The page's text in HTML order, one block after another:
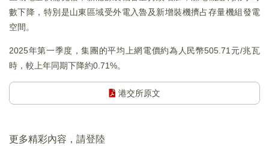
數下降，特別是山東區域受外電入魯及新增裝機擠占存量機組發電
空間。
2025年第一季度，集團的平均上網電價約為人民幣505.71元/兆瓦
時，較上年同期下降約0.71%。
港交所原文
更多精彩內容，請登陸